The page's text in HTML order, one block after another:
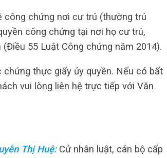
công chứng nơi cư trú (thường trú
công chứng tại nơi họ cư trú,
55 Luật Công chứng năm 2014).
thực giấy ủy quyền. Nếu có bất
vui lòng liên hệ trực tiếp với Văn
Thị Huệ: Cử nhân luật, cán bộ cấp